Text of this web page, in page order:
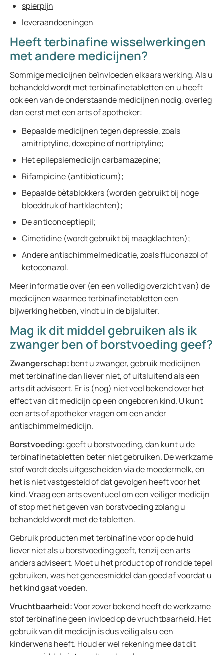
spierpijn
leveraandoeningen
Heeft terbinafine wisselwerkingen
met andere medicijnen?
Sommige medicijnen beïnvloeden elkaars werking. Als u
behandeld wordt met terbinafinetabletten en u heeft
ook een van de onderstaande medicijnen nodig, overleg
dan eerst met een arts of apotheker:
Bepaalde medicijnen tegen depressie, zoals
amitriptyline, doxepine of nortriptyline;
Het epilepsiemedicijn carbamazepine;
Rifampicine (antibioticum);
Bepaalde bètablokkers (worden gebruikt bij hoge
bloeddruk of hartklachten);
De anticonceptiepil;
Cimetidine (wordt gebruikt bij maagklachten);
Andere antischimmelmedicatie, zoals fluconazol of
ketoconazol.
Meer informatie over (en een volledig overzicht van) de
medicijnen waarmee terbinafinetabletten een
bijwerking hebben, vindt u in de bijsluiter.
Mag ik dit middel gebruiken als ik
zwanger ben of borstvoeding geef?
Zwangerschap: bent u zwanger, gebruik medicijnen
met terbinafine dan liever niet, of uitsluitend als een
arts dit adviseert. Er is (nog) niet veel bekend over het
effect van dit medicijn op een ongeboren kind. U kunt
een arts of apotheker vragen om een ander
antischimmelmedicijn.
Borstvoeding:geeft u borstvoeding, dan kunt u de
terbinafinetabletten beter niet gebruiken. De werkzame
stof wordt deels uitgescheiden via de moedermelk, en
het is niet vastgesteld of dat gevolgen heeft voor het
kind. Vraag een arts eventueel om een veiliger medicijn
of stop met het geven van borstvoeding zolang u
behandeld wordt met de tabletten.
Gebruik producten met terbinafine voor op de huid
liever niet als u borstvoeding geeft, tenzij een arts
anders adviseert. Moet u het product op of rond de tepel
gebruiken, was het geneesmiddel dan goed af voordat u
het kind gaat voeden.
Vruchtbaarheid:Voor zover bekend heeft de werkzame
stof terbinafine geen invloed op de vruchtbaarheid. Het
gebruik van dit medicijn is dus veilig als u een
kinderwens heeft. Houd er wel rekening mee dat dit